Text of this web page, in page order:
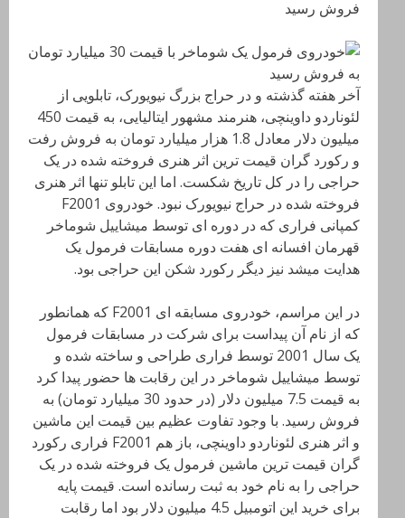
فروش رسید
آخر هفته گذشته و در حراج بزرگ نیویورک، تابلویی از
لئوناردو داوینچی، هنرمند مشهور ایتالیایی، به قیمت 450
میلیون دلار معادل 1.8 هزار میلیارد تومان به فروش رفت
و رکورد گران قیمت ترین اثر هنری فروخته شده در یک
حراجی را در کل تاریخ شکست. اما این تابلو تنها اثر هنری
فروخته شده در حراج نیویورک نبود. خودروی F2001
کمپانی فراری که در دوره ای توسط میشاییل شوماخر
قهرمان افسانه ای هفت دوره مسابقات فرمول یک
هدایت میشد نیز دیگر رکورد شکن این حراجی بود.
در این مراسم، خودروی مسابقه ای F2001 که همانطور
که از نام آن پیداست برای شرکت در مسابقات فرمول
یک سال 2001 توسط فراری طراحی و ساخته شده و
توسط میشاییل شوماخر در این رقابت ها حضور پیدا کرد
به قیمت 7.5 میلیون دلار (در حدود 30 میلیارد تومان) به
فروش رسید. با وجود تفاوت عظیم بین قیمت این ماشین
و اثر هنری لئوناردو داوینچی، باز هم F2001 فراری رکورد
گران قیمت ترین ماشین فرمول یک فروخته شده در یک
حراجی را به نام خود به ثبت رسانده است. قیمت پایه
برای خرید این اتومبیل 4.5 میلیون دلار بود اما رقابت